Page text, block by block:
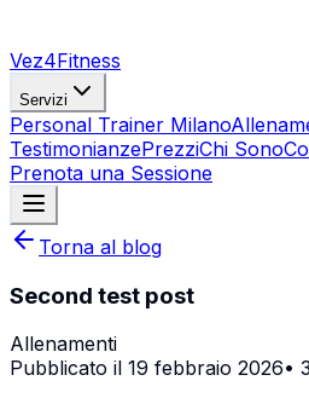
Vez4Fitness
Servizi
Personal Trainer Milano
TestimonianzePrezziChi Sono
Prenota una Sessione
Torna al blog
Second test post
Allenamenti
Pubblicato il 19 febbraio 2026•